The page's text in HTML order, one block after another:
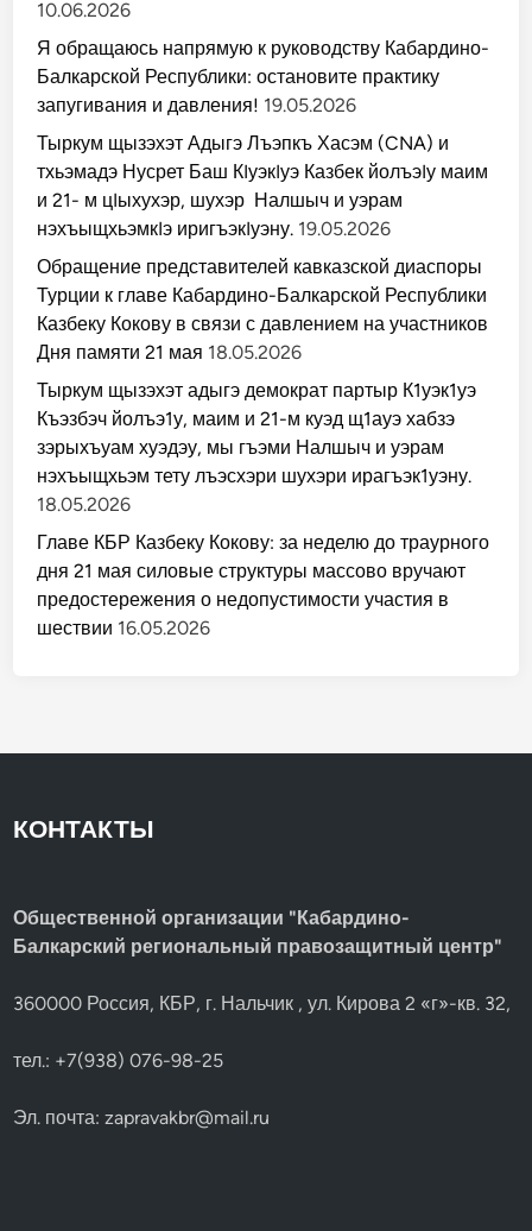
10.06.2026
Я обращаюсь напрямую к руководству Кабардино-
Балкарской Республики: остановите практику
запугивания и давления! 19.05.2026
Тыркум щызэхэт Адыгэ Лъэпкъ Хасэм (CNA) и
тхьэмадэ Нусрет Баш КIуэкIуэ Казбек йолъэIу маим
и 21- м цIыхухэр, шухэр Налшыч и уэрам
нэхъыщхьэмкIэ иригъэкIуэну. 19.05.2026
Обращение представителей кавказской диаспоры
Турции к главе Кабардино-Балкарской Республики
Казбеку Кокову в связи с давлением на участников
Дня памяти 21 мая 18.05.2026
Тыркум щызэхэт адыгэ демократ партыр К1уэк1уэ
Къэзбэч йолъэ1у, маим и 21-м куэд щ1ауэ хабзэ
зэрыхъуам хуэдэу, мы гъэми Налшыч и уэрам
нэхъыщхьэм тету лъэсхэри шухэри ирагъэк1уэну.
18.05.2026
Главе КБР Казбеку Кокову: за неделю до траурного
дня 21 мая силовые структуры массово вручают
предостережения о недопустимости участия в
шествии 16.05.2026
КОНТАКТЫ
Общественной организации "Кабардино-
Балкарский региональный правозащитный центр"
360000 Россия, КБР, г. Нальчик , ул. Кирова 2 «г»-кв. 32,
тел.: +7(938) 076-98-25
Эл. почта:zapravakbr@mail.ru